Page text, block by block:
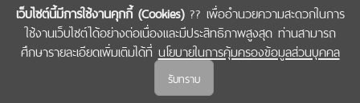
เว็บไซต์นี้มีการใช้งานคุกกี้ (Cookies)?? เพื่ออำนวยความสะดวกในการ
ใช้งานเว็บไซต์ได้อย่างต่อเนื่องและมีประสิทธิภาพสูงสุด ท่านสามารถ
ศึกษารายละเอียดเพิ่มเติมได้ที่ นโยบายในการคุ้มครองข้อมูลส่วนบุคคล
รับทราบ
COPYRIGHT © 2022 สำนักงานคณะกรรมการส่งเสริมวิทยาศาสตร์ วิจัยและนวัตกรรม
(สกสว.)
นโยบายในการคุ้มครองข้อมูลส่วนบุคคล